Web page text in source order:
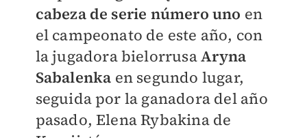
cabeza de serie número uno en
el campeonato de este año, con
la jugadora bielorrusaAryna
Sabalenka en segundo lugar,
seguida por la ganadora del año
pasado, Elena Rybakina de